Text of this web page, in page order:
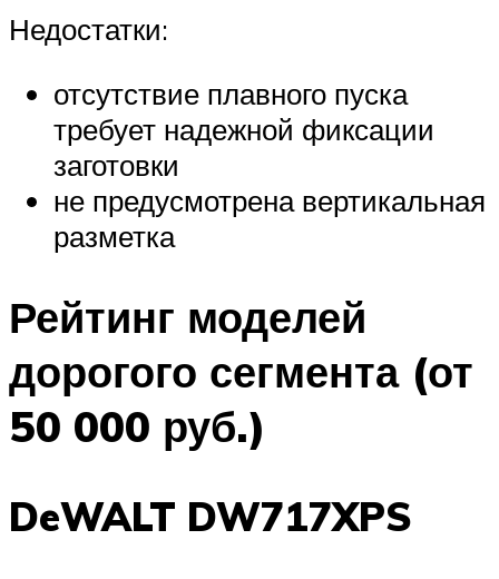
Недостатки:
отсутствие плавного пуска
требует надежной фиксации
заготовки
не предусмотрена вертикальная
разметка
Рейтинг моделей
дорогого сегмента (от
50 000 руб.)
DeWALT DW717XPS